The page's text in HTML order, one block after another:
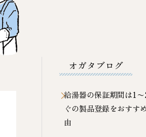
オガタブログ
給湯器の保証期間は1
ぐの製品登録をおすす
由